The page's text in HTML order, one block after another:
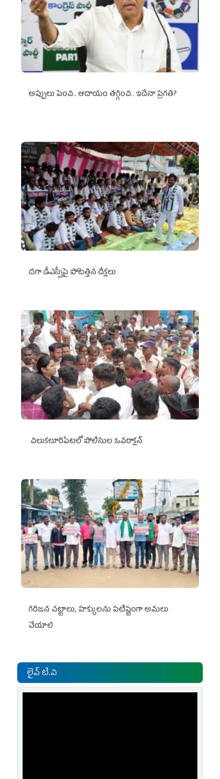
అప్పులు పెంచి.. ఆదాయం తగ్గించి.. ఇదేనా ప్రగతి?
దగా డీఎస్సీపై పోటెత్తిన దీక్షలు
చిలుక‌లూరిపేట‌లో పోలీసుల ఓవ‌రాక్ష‌న్‌
గిరిజన చట్టాలు, హక్కులను పటిష్టంగా అమలు
చేయాలి
లైవ్ టి.వి